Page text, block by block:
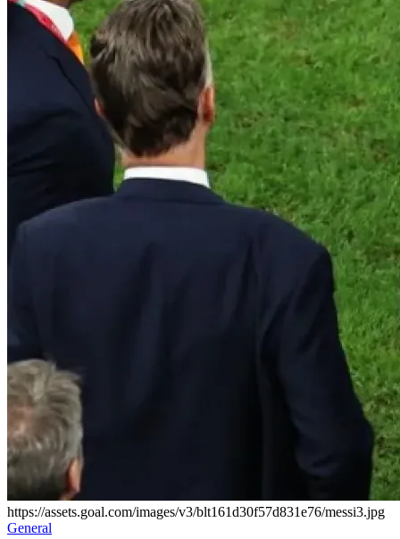
https://assets.goal.com/images/v3/blt161d30f57d831e76/messi3.jpg
Publicado
General